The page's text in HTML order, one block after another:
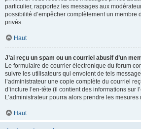
particulier, rapportez les messages aux
possibilité d’empêcher complètement un membre
privés.
Haut
J’ai reçu un spam ou un courriel abusif d’un
Le formulaire de courrier électronique du forum
suivre les utilisateurs qui envoient de tels
l’administrateur une copie complète du courriel
d’inclure l’en-tête (il contient des informations sur
L’administrateur pourra alors prendre les mesures
Haut